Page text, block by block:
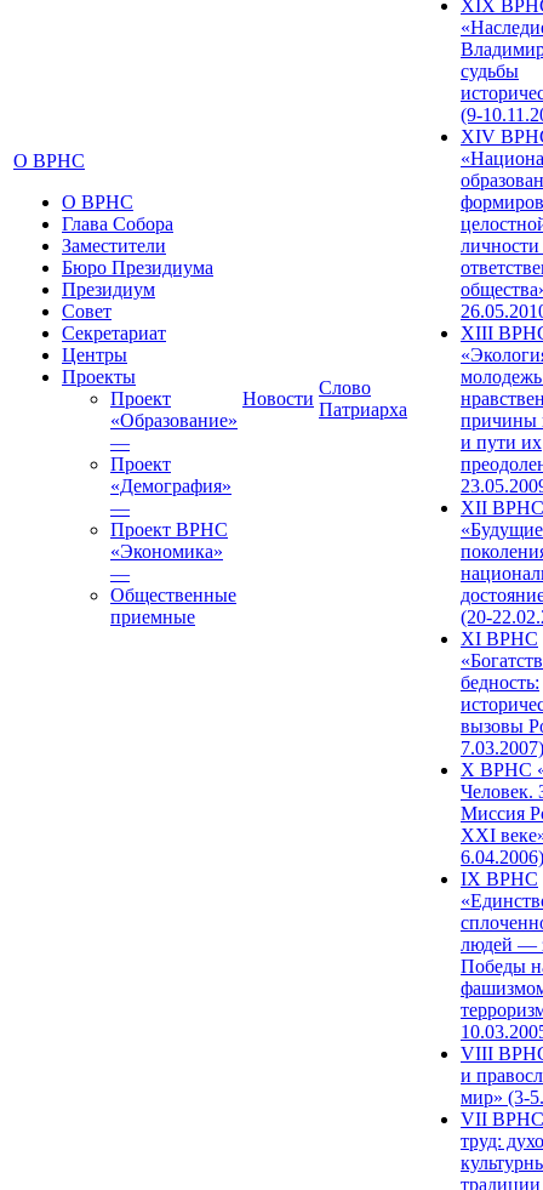
О ВРНС
О ВРНС
Глава Собора
Заместители
Бюро Президиума
Президиум
Совет
Секретариат
Центры
Проекты
Проект
«Образование»
—
Проект
«Демография»
—
Проект ВРНС
«Экономика»
—
Общественные
приемные
Новости
Слово
Патриарха
XIX
судьбы
(9-
XIV
XIII
причины
и пути их
XII ВРНС
«Будущие
(20-
XI ВРНС
бедность:
вызовы
7.03.2007)
X ВРНС
Человек.
Миссия
XXI
6.04.2006)
IX ВРНС
людей —
Победы
VIII
и
мир» (3-
VII ВРНС
труд: